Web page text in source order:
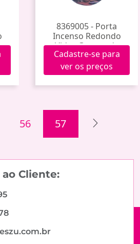
8369005 - Porta
Incenso Redondo
Vidro Gnomo da
Saúde
Cadastre-se para
ver os preços
56 57
Cliente: